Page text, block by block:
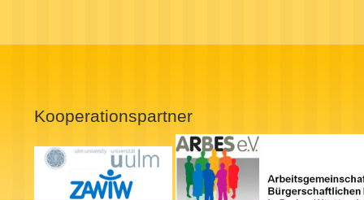
Kooperationspartner